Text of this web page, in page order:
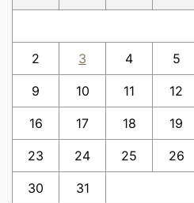
2 3 4 5
9 10 11 12
16 17 18 19
23 24 25 26
30
31